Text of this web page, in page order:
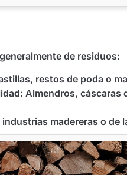
de residuos:
restos de poda o
Almendros,
madereras o